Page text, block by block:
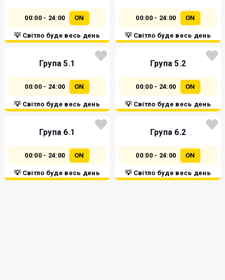
00:00 - 24:00 ON
💡 Світло буде весь день
00:00 - 24:00 ON
💡 Світло буде весь день
Група 5.1
00:00 - 24:00 ON
💡 Світло буде весь день
Група 5.2
00:00 - 24:00 ON
💡 Світло буде весь день
Група 6.1
00:00 - 24:00 ON
💡 Світло буде весь день
Група 6.2
00:00 - 24:00 ON
💡 Світло буде весь день